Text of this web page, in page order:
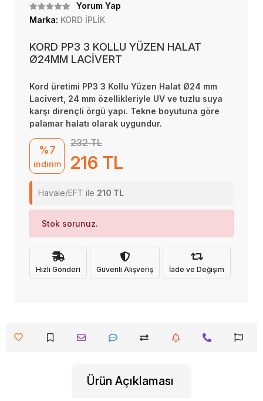
Yorum Yap
Marka: KORD İPLİK
KORD PP3 3 KOLLU YÜZEN HALAT
Ø24MM LACİVERT
Kord üretimi PP3 3 Kollu Yüzen Halat Ø24 mm
Lacivert, 24 mm özellikleriyle UV ve tuzlu suya
karşı dirençli örgü yapı. Tekne boyutuna göre
palamar halatı olarak uygundur.
%7
indirim
232 TL
216 TL
Havale/EFT ile 210 TL
Stok sorunuz.
Hızlı Gönderi Güvenli Alışveriş İade ve Değişim
Ürün Açıklaması